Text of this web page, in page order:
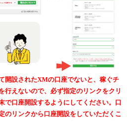
設されたXMの口座でないと、稼ぐチ
行えないので、必ず指定のリンクをクリ
で口座開設するようにしてください。口
のリンクから口座開設をしていただくこ